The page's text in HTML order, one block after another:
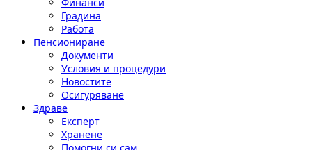
Градина
Работа
Пенсиониране
Документи
Условия и процедури
Новостите
Осигуряване
Здраве
Експерт
Хранене